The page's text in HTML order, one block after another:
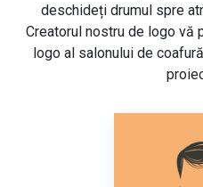
deschideți drumul spre
Creatorul nostru de logo vă
logo al salonului de